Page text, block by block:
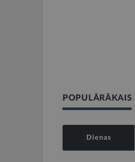
POPULĀRĀKAIS
Dienas